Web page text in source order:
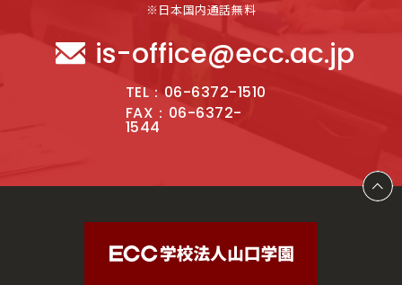
※日本国内通話無料
is-office@ecc.ac.jp
TEL：06-6372-1510
FAX：06-6372-
1544